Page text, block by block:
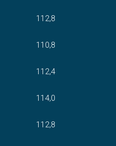
112,8
110,8
112,4
114,0
112,8